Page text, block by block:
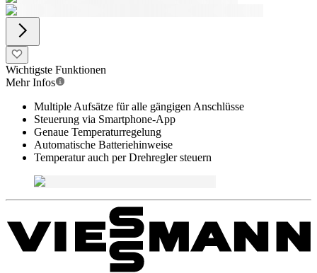
Wichtigste Funktionen
Mehr Infos
Multiple Aufsätze für alle gängigen Anschlüsse
Steuerung via Smartphone-App
Genaue Temperaturregelung
Automatische Batteriehinweise
Temperatur auch per Drehregler steuern